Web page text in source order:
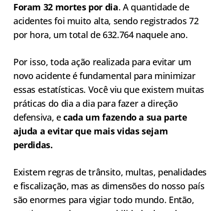
Foram 32 mortes por dia. A quantidade de
acidentes foi muito alta, sendo registrados 72
por hora, um total de 632.764 naquele ano.
Por isso, toda ação realizada para evitar um
novo acidente é fundamental para minimizar
essas estatísticas. Você viu que existem muitas
práticas do dia a dia para fazer a direção
defensiva, ecada um fazendo a sua parte
ajuda a evitar que mais vidas sejam
perdidas.
Existem regras de trânsito, multas, penalidades
e fiscalização, mas as dimensões do nosso país
são enormes para vigiar todo mundo. Então,